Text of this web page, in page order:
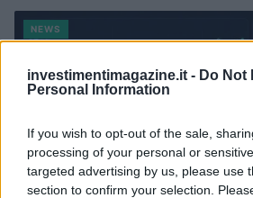
investimentimagazine.it - Do Not
Personal Information
If you wish to opt-out of the sale,
processing of your personal or
targeted advertising by us, please use
section to confirm your selection.
NEWS